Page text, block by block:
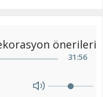
önerileri
31:56